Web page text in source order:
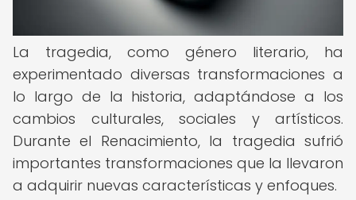
La tragedia, como género literario, ha
experimentado diversas transformaciones a
lo largo de la historia, adaptándose a los
cambios culturales, sociales y artísticos.
Durante el Renacimiento, la tragedia sufrió
importantes transformaciones que la llevaron
a adquirir nuevas características y enfoques.